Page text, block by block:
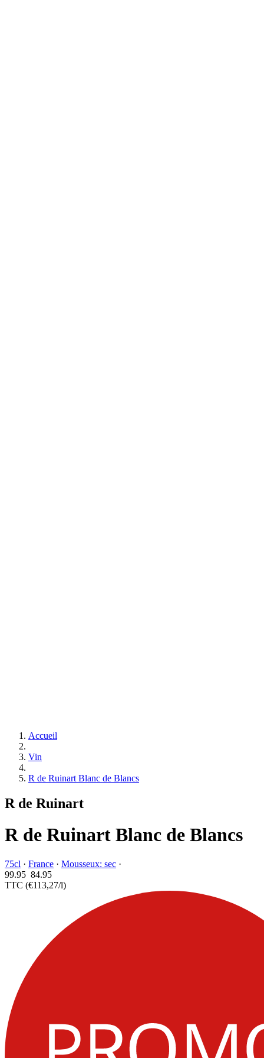
Accueil
Vin
R de Ruinart Blanc de Blancs
R de Ruinart
R de Ruinart Blanc de Blancs
75cl · France · Mousseux: sec ·
99.95 84.95
TTC (€113,27/l)